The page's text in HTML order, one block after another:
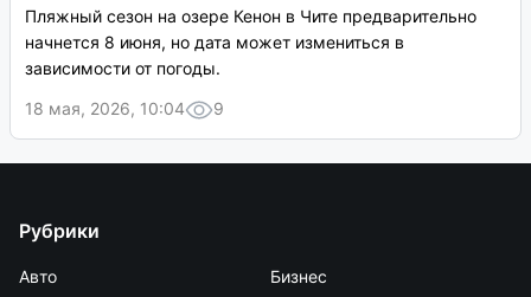
Пляжный сезон на озере Кенон в Чите предварительно
начнется 8 июня, но дата может измениться в
зависимости от погоды.
18 мая, 2026, 10:04
9
Рубрики
Авто
Бизнес